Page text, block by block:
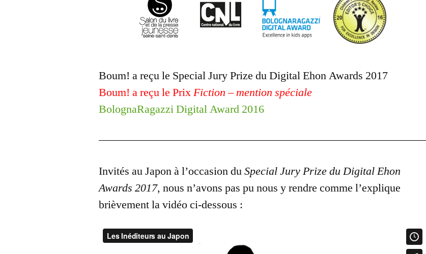
Boum! a reçu le Special Jury Prize du Digital Ehon Awards 2017
Boum! a reçu le PrixFiction – mention spéciale
BolognaRagazzi Digital Award 2016
Invités au Japon à l’occasion duSpecial Jury Prize du Digital Ehon
Awards 2017, nous n’avons pas pu nous y rendre comme l’explique
brièvement la vidéo ci-dessous :